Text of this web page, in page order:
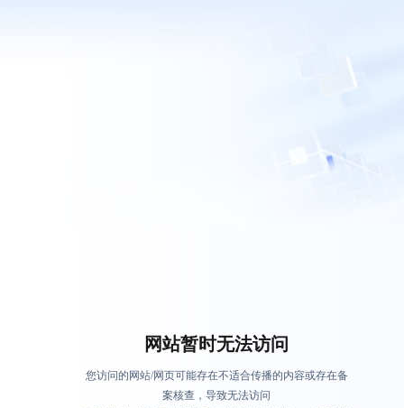
网站暂时无法访问
您访问的网站/网页可能存在不适合传播的内容或存在备
案核查，导致无法访问